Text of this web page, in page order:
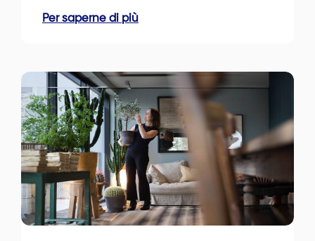
Per saperne di più